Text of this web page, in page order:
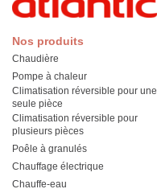
Nos produits
Chaudière
Pompe à chaleur
Climatisation réversible pour une
seule pièce
Climatisation réversible pour
plusieurs pièces
Poêle à granulés
Chauffage électrique
Chauffe-eau